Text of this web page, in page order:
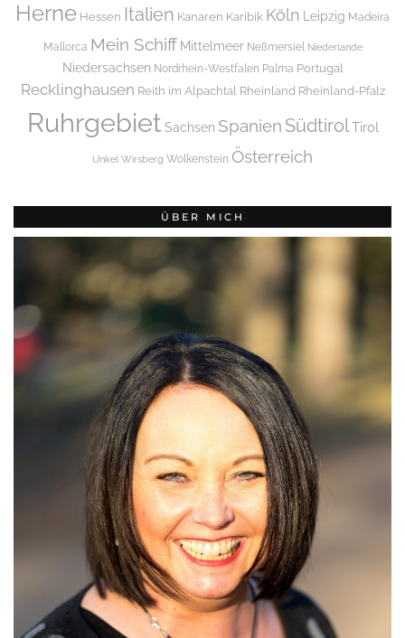
Herne Hessen Italien Kanaren Karibik Köln Leipzig Madeira
Mallorca Mein Schiff Mittelmeer Neßmersiel Niederlande
Niedersachsen Nordrhein-Westfalen Palma Portugal
Recklinghausen Reith im Alpachtal Rheinland Rheinland-Pfalz
Ruhrgebiet Sachsen Spanien SüdtirolTirol
Unkel Wirsberg Wolkenstein Österreich
ÜBER MICH